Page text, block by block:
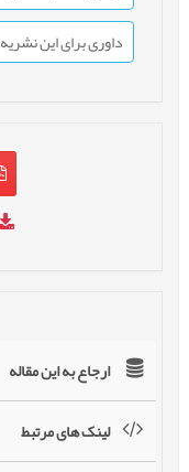
داوری برای این نشریه
ارجاع به این مقاله
لینک های مرتبط